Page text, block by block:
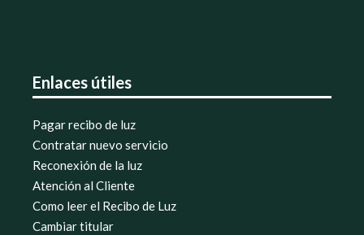
Enlaces útiles
Pagar recibo de luz
Contratar nuevo servicio
Reconexión de la luz
Atención al Cliente
Como leer el Recibo de Luz
Cambiar titular